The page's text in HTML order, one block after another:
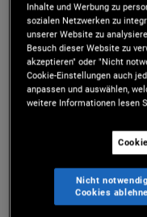
Vergleich hoch
erhöhte
bedeutet. Zudem
fundamentalen
sowie Bereiche
Inhalte und Werbung zu
sozialen Netzwerken zu
unserer Website zu
Besuch dieser Website zu
akzeptieren" oder "Nicht
Cookie-Einstellungen auch
anpassen und auswählen,
weitere Informationen lesen
Nicht
Cookies